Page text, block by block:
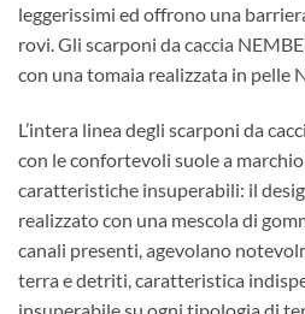
leggerissimi ed offrono una
rovi. Gli scarponi da caccia
con una tomaia realizzata in pelle
L’intera linea degli scarponi da
con le confortevoli suole a
caratteristiche insuperabili: il
realizzato con una mescola di
canali presenti, agevolano
terra e detriti, caratteristica